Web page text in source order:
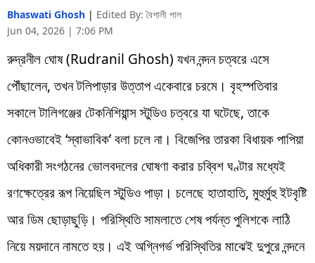
Bhaswati Ghosh | Edited By: বৈশালী পাল
Jun 04, 2026 | 7:06 PM
রুদ্রনীল ঘোষ (Rudranil Ghosh) যখন নন্দন চত্বরে এসে
পৌঁছালেন, তখন টলিপাড়ার উত্তাপ একেবারে চরমে। বৃহস্পতিবার
সকালে টালিগঞ্জের টেকনিশিয়ান্স স্টুডিও চত্বরে যা ঘটেছে, তাকে
কোনওভাবেই ‘স্বাভাবিক’ বলা চলে না। বিজেপির তারকা বিধায়ক পাপিয়া
অধিকারী সংগঠনের ভোলবদলের ঘোষণা করার চব্বিশ ঘণ্টার মধ্যেই
রণক্ষেত্রের রূপ নিয়েছিল স্টুডিও পাড়া। চলেছে হাতাহাতি, মুহুর্মুহু ইটবৃষ্টি
আর ডিম ছোড়াছুড়ি। পরিস্থিতি সামলাতে শেষ পর্যন্ত পুলিশকে লাঠি
নিয়ে ময়দানে নামতে হয়। এই অগ্নিগর্ভ পরিস্থিতির মাঝেই দুপুরে নন্দনে